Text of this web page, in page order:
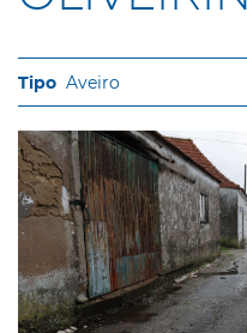
Aveiro